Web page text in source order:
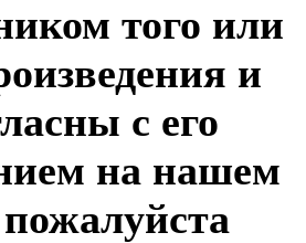
того или
и
с его
на нашем